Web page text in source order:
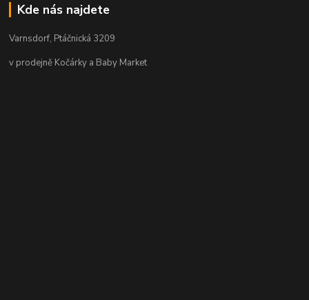
Kde nás najdete
Varnsdorf, Ptáčnická 3209
v prodejně Kočárky a Baby Market